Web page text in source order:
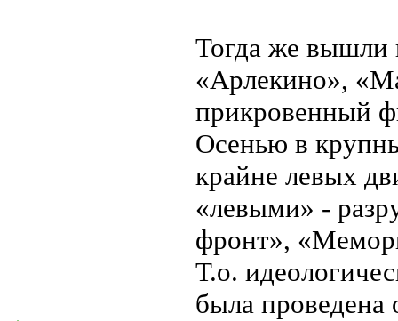
Тогда же вышли
«Арлекино»,
прикровенный
Осенью в
крайне левых
«левыми» -
фронт»,
Т.о.
была проведена